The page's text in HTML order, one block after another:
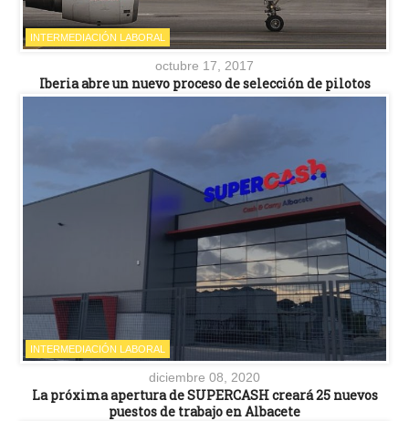
INTERMEDIACIÓN LABORAL
octubre 17, 2017
Iberia abre un nuevo proceso de selección de pilotos
INTERMEDIACIÓN LABORAL
diciembre 08, 2020
La próxima apertura de SUPERCASH creará 25 nuevos
puestos de trabajo en Albacete